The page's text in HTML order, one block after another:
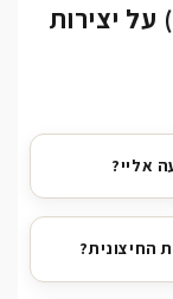
יצירות
אליי?
החיצונית?